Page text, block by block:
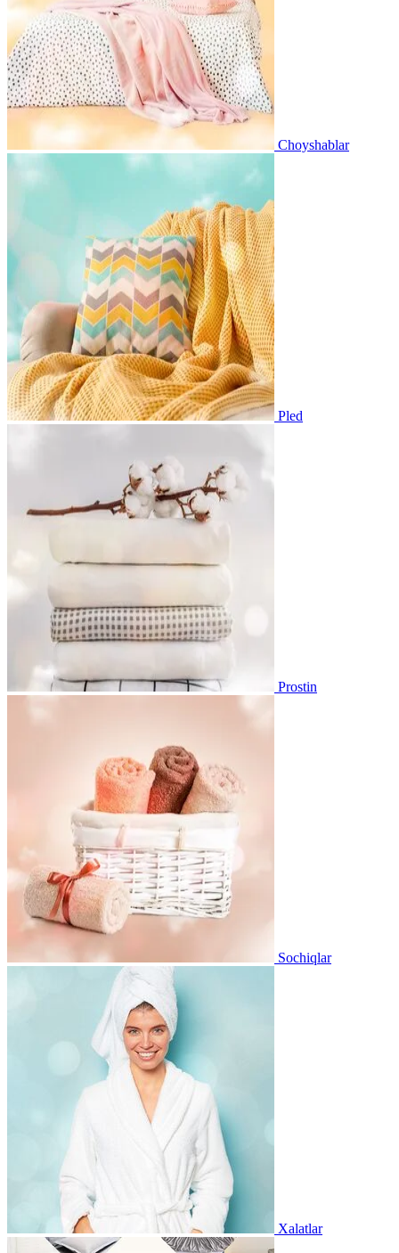
Choyshablar
Pled
Prostin
Sochiqlar
Xalatlar